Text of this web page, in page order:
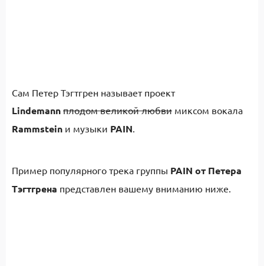
Сам Петер Тэгтгрен называет проект
Lindemann плодом великой любви миксом вокала
Rammstein и музыки PAIN.
Пример популярного трека группы PAIN от Петера
Тэгтгрена представлен вашему вниманию ниже.